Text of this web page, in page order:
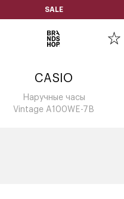
SALE
CASIO
Наручные часы
Vintage A100WE-7B